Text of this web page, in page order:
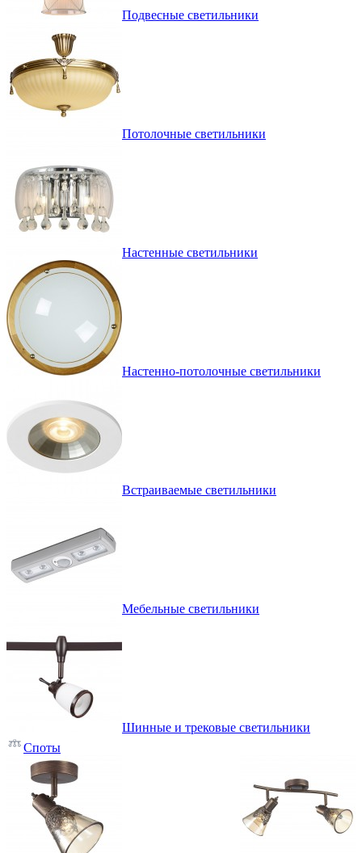
Подвесные светильники
Потолочные светильники
Настенные светильники
Настенно-потолочные светильники
Встраиваемые светильники
Мебельные светильники
Шинные и трековые светильники
Споты